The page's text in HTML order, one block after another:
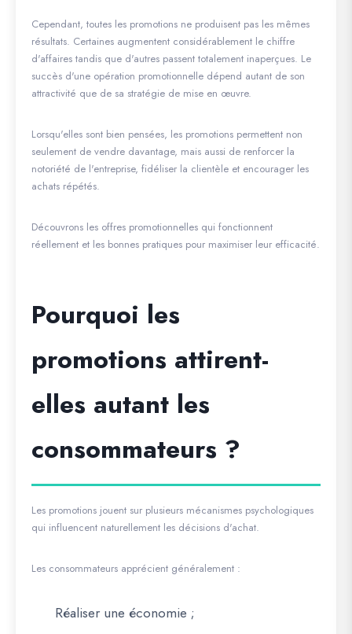
Cependant, toutes les promotions ne produisent pas les mêmes
résultats. Certaines augmentent considérablement le chiffre
d'affaires tandis que d'autres passent totalement inaperçues. Le
succès d'une opération promotionnelle dépend autant de son
attractivité que de sa stratégie de mise en œuvre.
Lorsqu'elles sont bien pensées, les promotions permettent non
seulement de vendre davantage, mais aussi de renforcer la
notoriété de l'entreprise, fidéliser la clientèle et encourager les
achats répétés.
Découvrons les offres promotionnelles qui fonctionnent
réellement et les bonnes pratiques pour maximiser leur efficacité.
Pourquoi les
promotions attirent-
elles autant les
consommateurs ?
Les promotions jouent sur plusieurs mécanismes psychologiques
qui influencent naturellement les décisions d'achat.
Les consommateurs apprécient généralement :
Réaliser une économie ;